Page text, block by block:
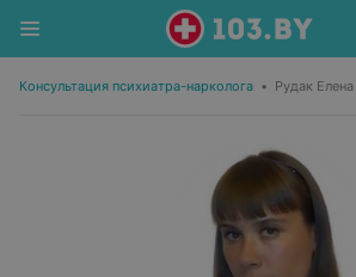
Консультация психиатра-нарколога • Рудак